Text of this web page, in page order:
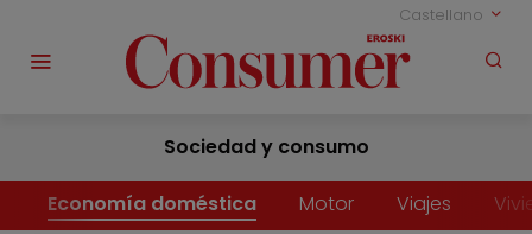
Castellano
Sociedad y consumo
Economía doméstica Motor Viajes